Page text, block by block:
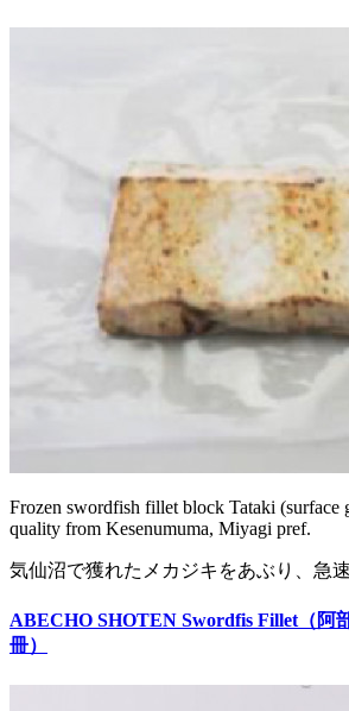
Frozen swordfish fillet block Tataki (surface
quality from Kesenumuma, Miyagi pref.
気仙沼で獲れたメカジキをあぶり、急
ABECHO SHOTEN Swordfis Fillet（阿
冊）